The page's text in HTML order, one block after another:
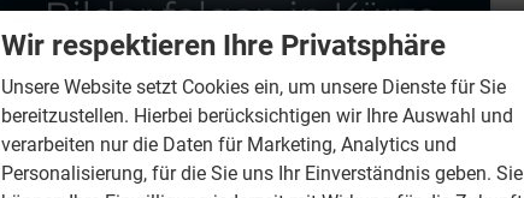
Volkswagen Tiguan
LIFE 150PS eTSI DSG GV5+AHK+360°+Lenkradheiz+IQ.Drive+ACC+App+eHeck+LED
unverbindliche Lieferzeit: 15.10.2026 Neuwagen
Wir respektieren Ihre Privatsphäre
Unsere Website setzt Cookies ein, um unsere Dienste für Sie
bereitzustellen. Hierbei berücksichtigen wir Ihre Auswahl und
verarbeiten nur die Daten für Marketing, Analytics und
Personalisierung, für die Sie uns Ihr Einverständnis geben. Sie